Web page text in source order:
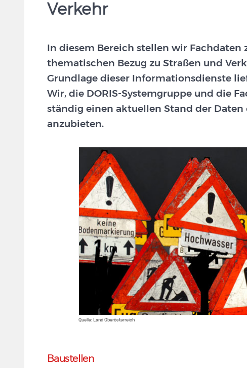
Verkehr
In diesem Bereich stellen wir Fachdaten
thematischen Bezug zu Straßen und
Grundlage dieser Informationsdienste
Wir, die DORIS-Systemgruppe und die
ständig einen aktuellen Stand der
anzubieten.
Quelle: Land Oberösterreich
Baustellen